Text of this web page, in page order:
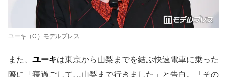
ユーキ（C）モデルプレス
また、 ユーキは東京から山梨までを結ぶ快速電車に乗った
際に「寝過ごして…山梨まで行きました」と告白。「その